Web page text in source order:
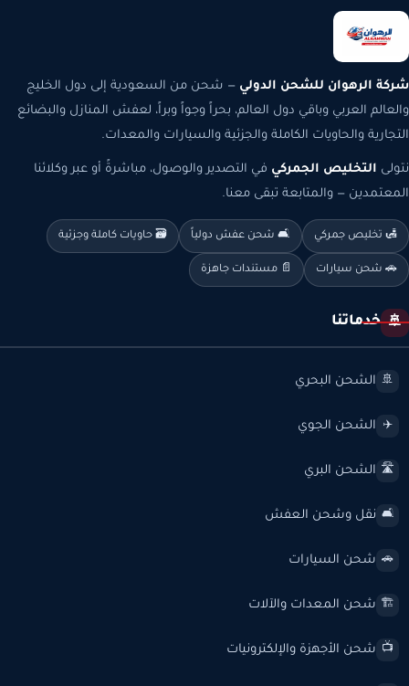
شركة الرهوان للشحن الدولي — شحن من السعودية إلى دول الخليج
والعالم العربي وباقي دول العالم، بحراً وجواً وبراً، لعفش المنازل والبضائع
التجارية والحاويات الكاملة والجزئية والسيارات والمعدات.
نتولى التخليص الجمركي في التصدير والوصول، مباشرةً أو عبر وكلائنا
المعتمدين — والمتابعة تبقى معنا.
🛃 تخليص جمركي 🛋️ شحن عفش دولياً 🗃️ حاويات كاملة وجزئية
🚗 شحن سيارات 📄 مستندات جاهزة
🚢 خدماتنا
🚢 الشحن البحري
✈️ الشحن الجوي
🛣️ الشحن البري
🛋️ نقل وشحن العفش
🚗 شحن السيارات
🏗️ شحن المعدات والآلات
📺 شحن الأجهزة والإلكترونيات